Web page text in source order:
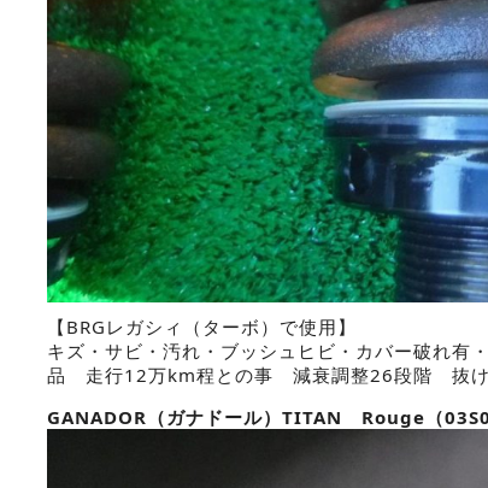
【BRGレガシィ（ターボ）で使用】
キズ・サビ・汚れ・ブッシュヒビ・カバー破れ
品 走行12万km程との事 減衰調整26段階 抜け
GANADOR（ガナドール）TITAN Rouge（